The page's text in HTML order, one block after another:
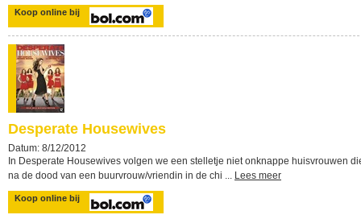
Koop online bij
Desperate Housewives
Datum: 8/12/2012
In Desperate Housewives volgen we een stelletje niet onknappe huisvrouwen
na de dood van een buurvrouw/vriendin in de chi ... Lees meer
Koop online bij